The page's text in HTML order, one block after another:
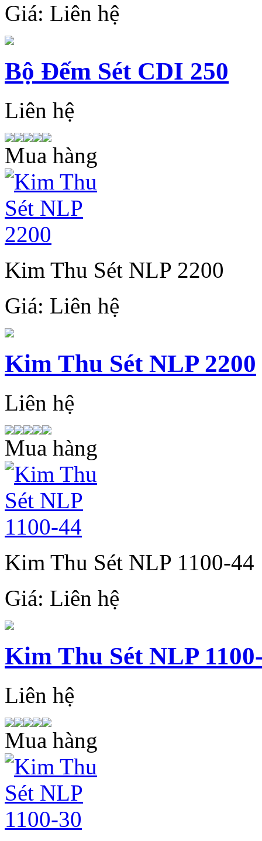
Giá: Liên hệ
Bộ Đếm Sét CDI 250
Liên hệ
Mua hàng
Kim Thu Sét NLP 2200
Giá: Liên hệ
Kim Thu Sét NLP 2200
Liên hệ
Mua hàng
Kim Thu Sét NLP 1100-44
Giá: Liên hệ
Kim Thu Sét NLP
Liên hệ
Mua hàng